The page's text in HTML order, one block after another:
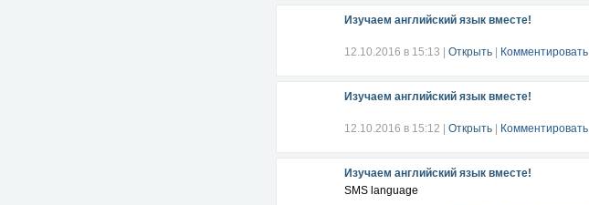
Изучаем английский язык вместе!
12.10.2016 в 15:13 Открыть Комментировать
Изучаем английский язык вместе!
12.10.2016 в 15:12 Открыть Комментировать
Изучаем английский язык вместе!
SMS language